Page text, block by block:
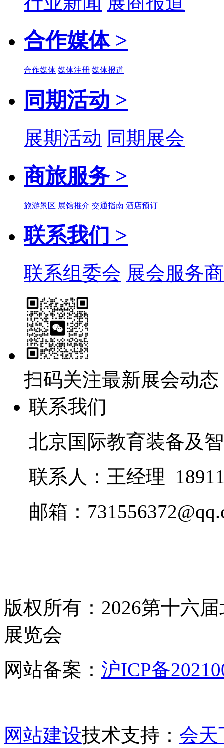
合作媒体 >
合作媒体 媒体注册 媒体报道
同期活动 >
展期活动 同期展会
商旅服务 >
旅游景区 展馆推介 交通指南 酒店预订
联系我们 >
联系组委会 展会服务商
扫码关注最新展会动态
联系我们
北京国际教育装备及
联系人：王经理
邮箱：
版权所有：2026第十六
展览会
网站备案： 沪ICP备
网站建设技术支持： 会天